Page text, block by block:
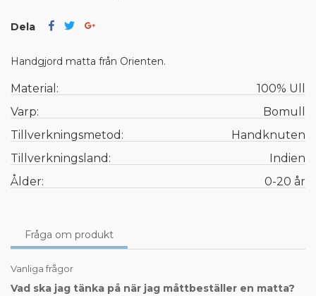
Dela
Handgjord matta från Orienten.
Material:
100% Ull
Varp:
Bomull
Tillverkningsmetod:
Handknuten
Tillverkningsland:
Indien
Ålder:
0-20 år
Fråga om produkt
Vanliga frågor
Vad ska jag tänka på när jag måttbeställer en matta?